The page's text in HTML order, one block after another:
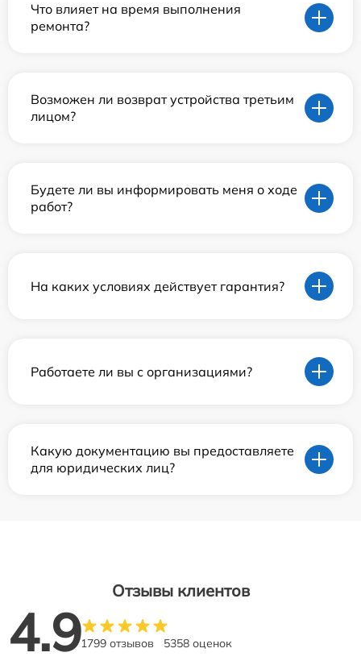
Что влияет на время выполнения
ремонта?
Возможен ли возврат устройства третьим
лицом?
Будете ли вы информировать меня о ходе
работ?
На каких условиях действует гарантия?
Работаете ли вы с организациями?
Какую документацию вы предоставляете
для юридических лиц?
Отзывы клиентов
4.91799 отзывов 5358 оценок